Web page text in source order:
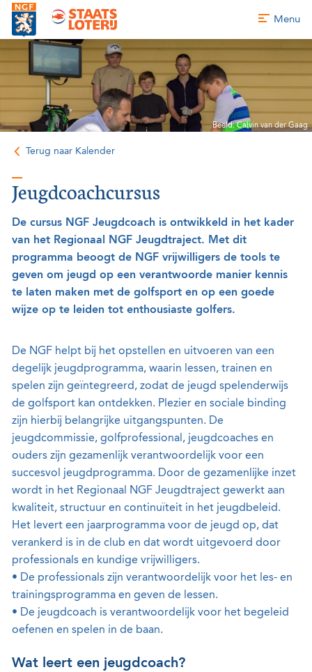
Menu
Beeld: Calvin van der Gaag
Terug naar Kalender
Jeugdcoachcursus
De cursus NGF Jeugdcoach is ontwikkeld in het kader
van het Regionaal NGF Jeugdtraject. Met dit
programma beoogt de NGF vrijwilligers de tools te
geven om jeugd op een verantwoorde manier kennis
te laten maken met de golfsport en op een goede
wijze op te leiden tot enthousiaste golfers.
De NGF helpt bij het opstellen en uitvoeren van een
degelijk jeugdprogramma, waarin lessen, trainen en
spelen zijn geïntegreerd, zodat de jeugd spelenderwijs
de golfsport kan ontdekken. Plezier en sociale binding
zijn hierbij belangrijke uitgangspunten. De
jeugdcommissie, golfprofessional, jeugdcoaches en
ouders zijn gezamenlijk verantwoordelijk voor een
succesvol jeugdprogramma. Door de gezamenlijke inzet
wordt in het Regionaal NGF Jeugdtraject gewerkt aan
kwaliteit, structuur en continuïteit in het jeugdbeleid.
Het levert een jaarprogramma voor de jeugd op, dat
verankerd is in de club en dat wordt uitgevoerd door
professionals en kundige vrijwilligers.
• De professionals zijn verantwoordelijk voor het les- en
trainingsprogramma en geven de lessen.
• De jeugdcoach is verantwoordelijk voor het begeleid
oefenen en spelen in de baan.
Wat leert een jeugdcoach?